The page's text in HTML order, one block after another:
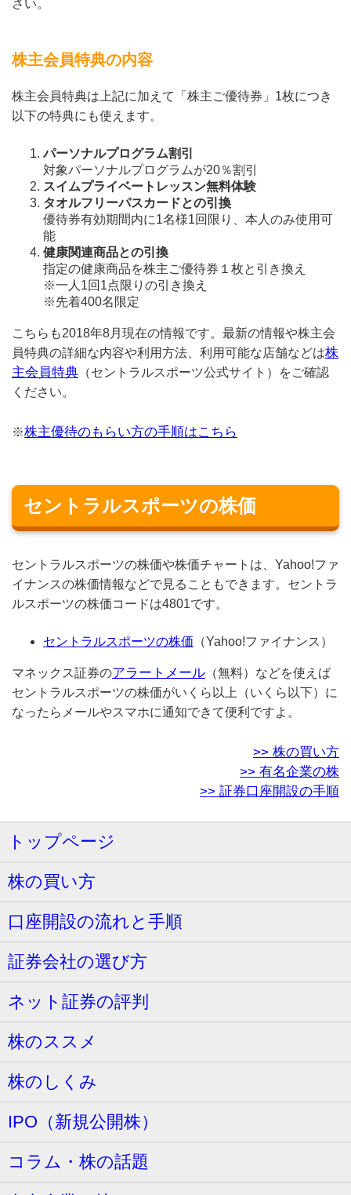
さい。
株主会員特典の内容
株主会員特典は上記に加えて「株主ご優待券」1枚につき
以下の特典にも使えます。
パーソナルプログラム割引
対象パーソナルプログラムが20％割引
スイムプライベートレッスン無料体験
タオルフリーパスカードとの引換
優待券有効期間内に1名様1回限り、本人のみ使用可
能
健康関連商品との引換
指定の健康商品を株主ご優待券１枚と引き換え
※一人1回1点限りの引き換え
※先着400名限定
こちらも2018年8月現在の情報です。最新の情報や株主会
員特典の詳細な内容や利用方法、利用可能な店舗などは株
主会員特典 （セントラルスポーツ公式サイト）をご確認
ください。
※株主優待のもらい方の手順はこちら
セントラルスポーツの株価
セントラルスポーツの株価や株価チャートは、Yahoo!ファ
イナンスの株価情報などで見ることもできます。セントラ
ルスポーツの株価コードは4801です。
セントラルスポーツの株価 （Yahoo!ファイナンス）
マネックス証券のアラートメール （無料）などを使えば
セントラルスポーツの株価がいくら以上（いくら以下）に
なったらメールやスマホに通知できて便利ですよ。
>> 株の買い方
>> 有名企業の株
>> 証券口座開設の手順
トップページ
株の買い方
口座開設の流れと手順
証券会社の選び方
ネット証券の評判
株のススメ
株のしくみ
IPO（新規公開株）
コラム・株の話題